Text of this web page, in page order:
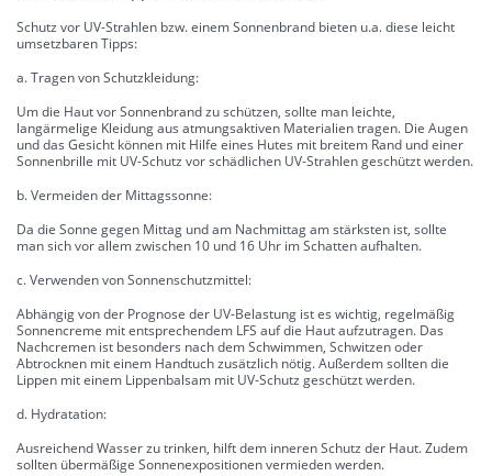
Schutz vor UV-Strahlen bzw. einem Sonnenbrand bieten u.a. diese leicht
umsetzbaren Tipps:
a. Tragen von Schutzkleidung:
Um die Haut vor Sonnenbrand zu schützen, sollte man leichte,
langärmelige Kleidung aus atmungsaktiven Materialien tragen. Die Augen
und das Gesicht können mit Hilfe eines Hutes mit breitem Rand und einer
Sonnenbrille mit UV-Schutz vor schädlichen UV-Strahlen geschützt werden.
b. Vermeiden der Mittagssonne:
Da die Sonne gegen Mittag und am Nachmittag am stärksten ist, sollte
man sich vor allem zwischen 10 und 16 Uhr im Schatten aufhalten.
c. Verwenden von Sonnenschutzmittel:
Abhängig von der Prognose der UV-Belastung ist es wichtig, regelmäßig
Sonnencreme mit entsprechendem LFS auf die Haut aufzutragen. Das
Nachcremen ist besonders nach dem Schwimmen, Schwitzen oder
Abtrocknen mit einem Handtuch zusätzlich nötig. Außerdem sollten die
Lippen mit einem Lippenbalsam mit UV-Schutz geschützt werden.
d. Hydratation:
Ausreichend Wasser zu trinken, hilft dem inneren Schutz der Haut. Zudem
sollten übermäßige Sonnenexpositionen vermieden werden.